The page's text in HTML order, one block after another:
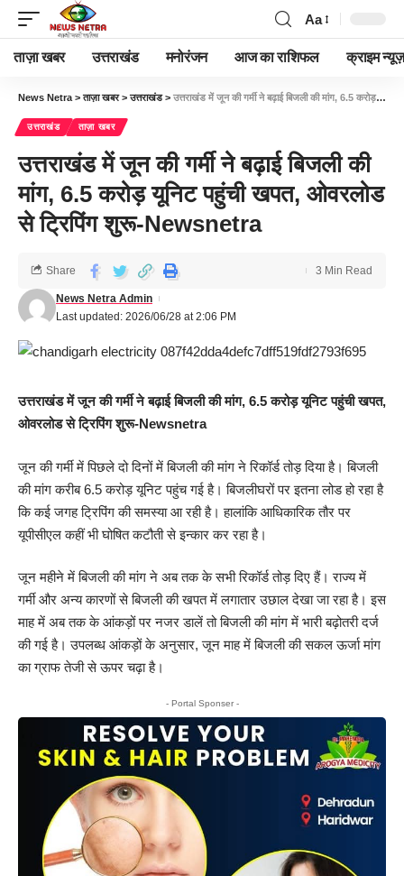
Aa
ताज़ा खबर उत्तराखंड मनोरंजन आज का राशिफल क्राइम न्यूज़
News Netra >ताज़ा खबर>उत्तराखंड> उत्तराखंड में जून की गर्मी ने बढ़ाई बिजली की मांग, 6.5 करोड़ यूनिट पहुंची खपत, ओवरलोड से ट्रिपिंग शुरू-Newsnetra
उत्तराखंड ताज़ा खबर
उत्तराखंड में जून की गर्मी ने बढ़ाई बिजली की
मांग, 6.5 करोड़ यूनिट पहुंची खपत, ओवरलोड
से ट्रिपिंग शुरू-Newsnetra
Last updated: 2026/06/28 at 2:06 PM
News Netra Admin
Share 3 Min Read
उत्तराखंड में जून की गर्मी ने बढ़ाई बिजली की मांग, 6.5 करोड़ यूनिट पहुंची खपत,
ओवरलोड से ट्रिपिंग शुरू-Newsnetra
जून की गर्मी में पिछले दो दिनों में बिजली की मांग ने रिकॉर्ड तोड़ दिया है। बिजली
की मांग करीब 6.5 करोड़ यूनिट पहुंच गई है। बिजलीघरों पर इतना लोड हो रहा है
कि कई जगह ट्रिपिंग की समस्या आ रही है। हालांकि आधिकारिक तौर पर
यूपीसीएल कहीं भी घोषित कटौती से इन्कार कर रहा है।
जून महीने में बिजली की मांग ने अब तक के सभी रिकॉर्ड तोड़ दिए हैं। राज्य में
गर्मी और अन्य कारणों से बिजली की खपत में लगातार उछाल देखा जा रहा है। इस
माह में अब तक के आंकड़ों पर नजर डालें तो बिजली की मांग में भारी बढ़ोतरी दर्ज
की गई है। उपलब्ध आंकड़ों के अनुसार, जून माह में बिजली की सकल ऊर्जा मांग
का ग्राफ तेजी से ऊपर चढ़ा है।
- Portal Sponser -